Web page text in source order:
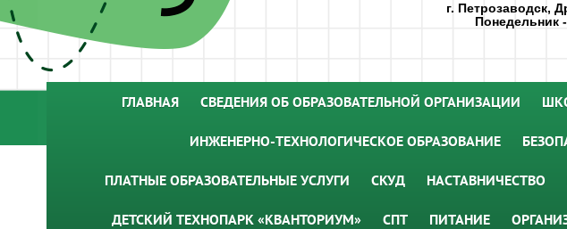
г. Петрозаводск,
Понедельник
ГЛАВНАЯ СВЕДЕНИЯ ОБ ОБРАЗОВАТЕЛЬНОЙ ОРГАНИЗАЦИИ
ИНЖЕНЕРНО-ТЕХНОЛОГИЧЕСКОЕ ОБРАЗОВАНИЕ
ПЛАТНЫЕ ОБРАЗОВАТЕЛЬНЫЕ УСЛУГИ СКУД НАСТАВНИЧЕСТВО
ДЕТСКИЙ ТЕХНОПАРК «КВАНТОРИУМ» СПТ ПИТАНИЕ